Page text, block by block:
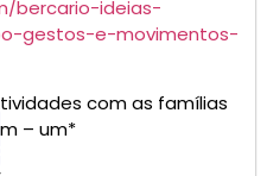
bercario-ideias-
gestos-e-movimentos-
com as famílias
– um*